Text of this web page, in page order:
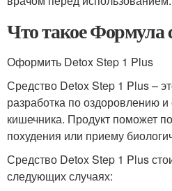
Что такое Формула
Оформить Detox Step 1 Plus
Средство Detox Step 1 Plus –
разработка по оздоровлению
кишечника. Продукт поможет
похудения или приему
Средство Detox Step 1 Plus
следующих случаях: